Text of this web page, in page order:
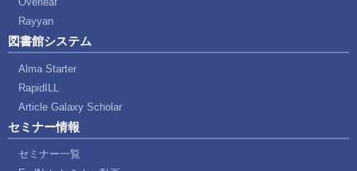
Rayyan
図書館システム
Alma Starter
RapidILL
Article Galaxy Scholar
セミナー情報
セミナー一覧